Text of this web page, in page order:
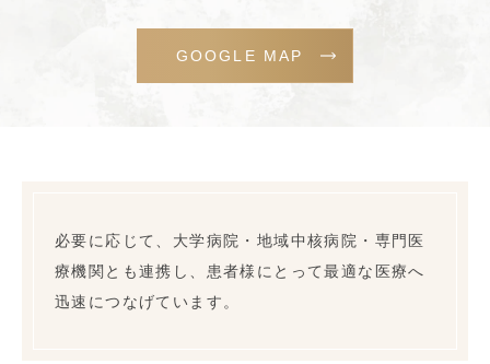
GOOGLE MAP
必要に応じて、大学病院・地域中核病院・専門医
療機関とも連携し、患者様にとって最適な医療へ
迅速につなげています。